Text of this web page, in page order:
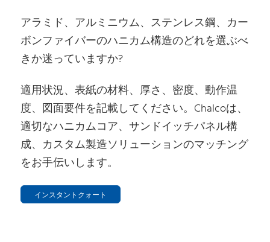
アラミド、アルミニウム、ステンレス鋼、カー
ボンファイバーのハニカム構造のどれを選ぶべ
きか迷っていますか?
適用状況、表紙の材料、厚さ、密度、動作温
度、図面要件を記載してください。Chalcoは、
適切なハニカムコア、サンドイッチパネル構
成、カスタム製造ソリューションのマッチング
をお手伝いします。
インスタントクォート